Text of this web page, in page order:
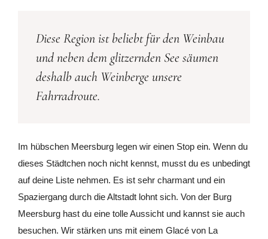
Diese Region ist beliebt für den Weinbau
und neben dem glitzernden See säumen
deshalb auch Weinberge unsere
Fahrradroute.
Im hübschen Meersburg legen wir einen Stop ein. Wenn du
dieses Städtchen noch nicht kennst, musst du es unbedingt
auf deine Liste nehmen. Es ist sehr charmant und ein
Spaziergang durch die Altstadt lohnt sich. Von der Burg
Meersburg hast du eine tolle Aussicht und kannst sie auch
besuchen. Wir stärken uns mit einem Glacé von La